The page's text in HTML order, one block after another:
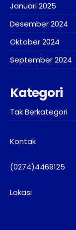
Januari 2025
Desember 2024
Oktober 2024
September 2024
Kategori
Tak Berkategori
Kontak
(0274)4469125
Lokasi